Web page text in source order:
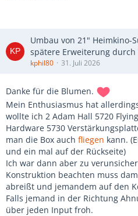
Umbau von 21" Heimkino-
spätere Erweiterung durch
kphil80 31. Juli 2026
Danke für die Blumen.
Mein Enthusiasmus hat
wollte ich 2 Adam Hall 5720
Hardware 5730
man die Box auch fliegen kann.
und ein mal auf der Rückseite)
Ich war dann aber zu
Konstruktion beachten muss
abreißt und jemandem auf den
Falls jemand in der Richtung
über jeden Input froh.